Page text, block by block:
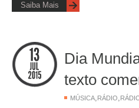
Saiba Mais
Dia
texto
MÚSICA, RÁDIO,